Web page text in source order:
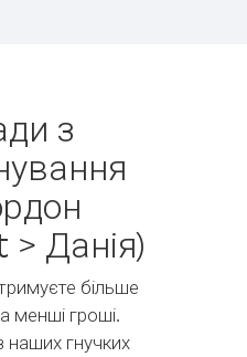
з
Данія)
більше
менші гроші.
наших гнучких